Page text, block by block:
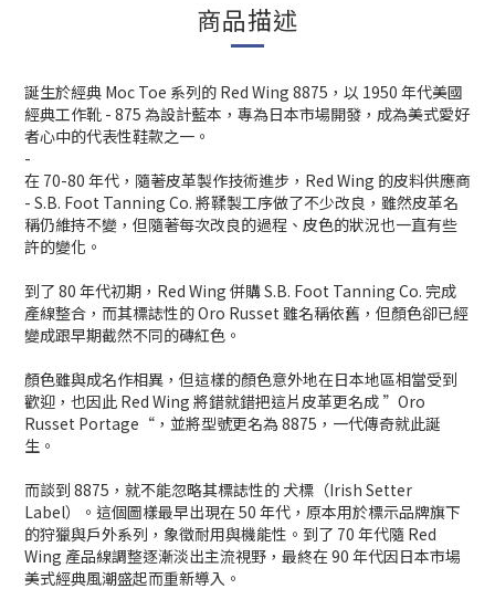
商品描述
誕生於經典 Moc Toe 系列的 Red Wing 8875，以 1950 年代美國
經典工作靴 - 875 為設計藍本，專為日本市場開發，成為美式愛好
者心中的代表性鞋款之一。
-
在 70-80 年代，隨著皮革製作技術進步，Red Wing 的皮料供應商
- S.B. Foot Tanning Co. 將鞣製工序做了不少改良，雖然皮革名
稱仍維持不變，但隨著每次改良的過程、皮色的狀況也一直有些
許的變化。
到了 80 年代初期，Red Wing 併購 S.B. Foot Tanning Co. 完成
產線整合，而其標誌性的 Oro Russet 雖名稱依舊，但顏色卻已經
變成跟早期截然不同的磚紅色。
顏色雖與成名作相異，但這樣的顏色意外地在日本地區相當受到
歡迎，也因此 Red Wing 將錯就錯把這片皮革更名成 ”Oro
Russet Portage“，並將型號更名為 8875，一代傳奇就此誕
生。
而談到 8875，就不能忽略其標誌性的 犬標（Irish Setter
Label）。這個圖樣最早出現在 50 年代，原本用於標示品牌旗下
的狩獵與戶外系列，象徵耐用與機能性。到了 70 年代隨 Red
Wing 產品線調整逐漸淡出主流視野，最終在 90 年代因日本市場
美式經典風潮盛起而重新導入。